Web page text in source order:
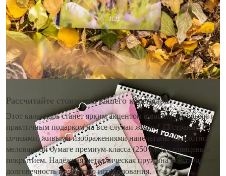
Рассчитайте стоимость вашего календаря
Этот календарь станет ярким акцентом в вашем интерьере и
практичным подарком на все случаи жизни! 13 страниц с
сочными, живыми изображениями напечатаны на плотной
мелованной бумаге премиум-класса (250 г/м²) с глянцевым
покрытием. Надёжная металлическая пружина обеспечивает
долговечность и удобство использования.